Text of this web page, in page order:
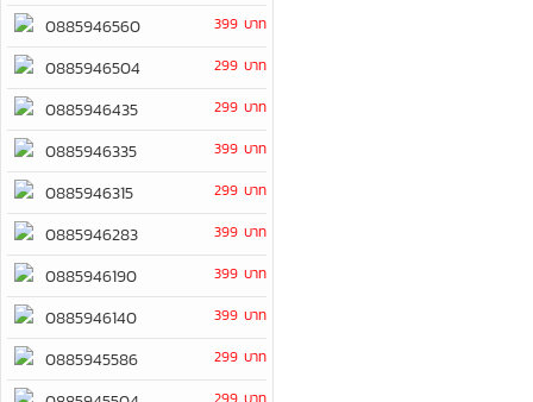
0885946560 399 บาท
0885946504 299 บาท
0885946435 299 บาท
0885946335 399 บาท
0885946315 299 บาท
0885946283 399 บาท
0885946190 399 บาท
0885946140 399 บาท
0885945586 299 บาท